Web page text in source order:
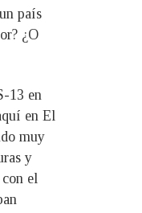
país
¿O
13 en
en El
muy
y
el